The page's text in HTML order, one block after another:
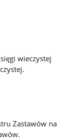
wieczystej
Zastawów na